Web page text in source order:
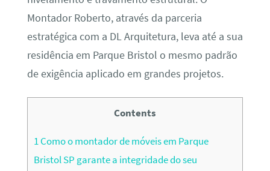
Montador Roberto, através da parceria
estratégica com a DL Arquitetura, leva até a sua
residência em Parque Bristol o mesmo padrão
de exigência aplicado em grandes projetos.
Contents
1Como o montador de móveis em Parque
Bristol SP garante a integridade do seu